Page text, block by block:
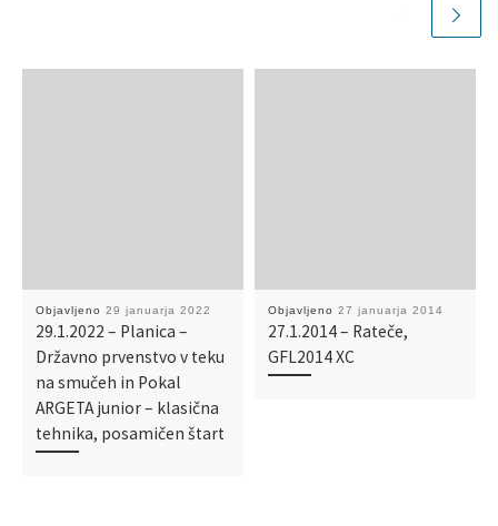
Objavljeno 29 januarja 2022
29.1.2022 – Planica –
Državno prvenstvo v teku
na smučeh in Pokal
ARGETA junior – klasična
tehnika, posamičen štart
Objavljeno 27 januarja 2014
27.1.2014 – Rateče,
GFL2014 XC